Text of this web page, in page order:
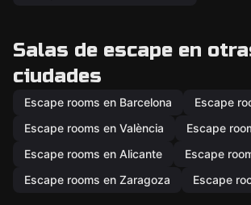
Salas de escape en
ciudades
Escape rooms en Barcelona
Escape
Escape rooms en València
Escape
Escape rooms en Alicante
Escape
Escape rooms en Zaragoza
Escape